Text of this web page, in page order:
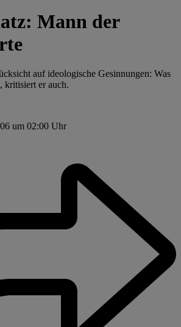
Mann der
auf ideologische Gesinnungen: Was
kritisiert er auch.
um 02:00 Uhr